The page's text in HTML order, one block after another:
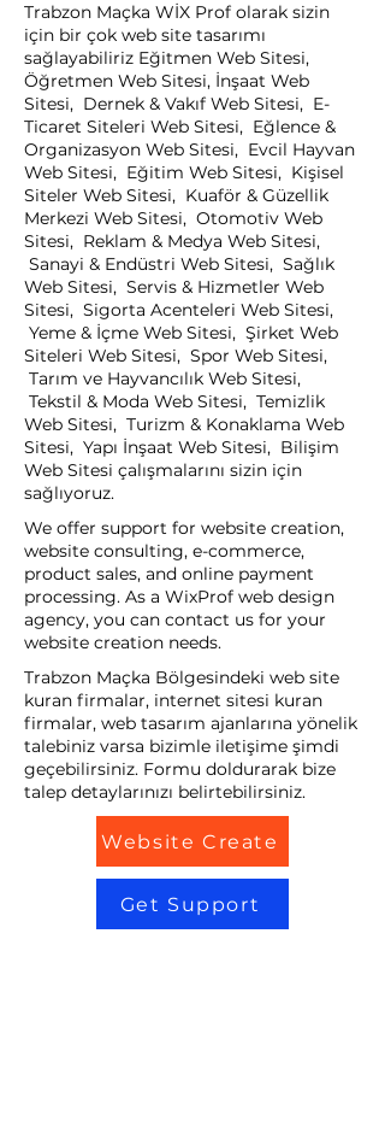
Trabzon Maçka WİX Prof olarak sizin
için bir çok web site tasarımı
sağlayabiliriz Eğitmen Web Sitesi,
Öğretmen Web Sitesi, İnşaat Web
Sitesi, Dernek & Vakıf Web Sitesi, E-
Ticaret Siteleri Web Sitesi, Eğlence &
Organizasyon Web Sitesi, Evcil Hayvan
Web Sitesi, Eğitim Web Sitesi, Kişisel
Siteler Web Sitesi, Kuaför & Güzellik
Merkezi Web Sitesi, Otomotiv Web
Sitesi, Reklam & Medya Web Sitesi,
Sanayi & Endüstri Web Sitesi, Sağlık
Web Sitesi, Servis & Hizmetler Web
Sitesi, Sigorta Acenteleri Web Sitesi,
Yeme & İçme Web Sitesi, Şirket Web
Siteleri Web Sitesi, Spor Web Sitesi,
Tarım ve Hayvancılık Web Sitesi,
Tekstil & Moda Web Sitesi, Temizlik
Web Sitesi, Turizm & Konaklama Web
Sitesi, Yapı İnşaat Web Sitesi, Bilişim
Web Sitesi çalışmalarını sizin için
sağlıyoruz.
We offer support for website creation,
website consulting, e-commerce,
product sales, and online payment
processing. As a WixProf web design
agency, you can contact us for your
website creation needs.
Trabzon Maçka Bölgesindeki web site
kuran firmalar, internet sitesi kuran
firmalar, web tasarım ajanlarına yönelik
talebiniz varsa bizimle iletişime şimdi
geçebilirsiniz. Formu doldurarak bize
talep detaylarınızı belirtebilirsiniz.
Website Create
Get Support